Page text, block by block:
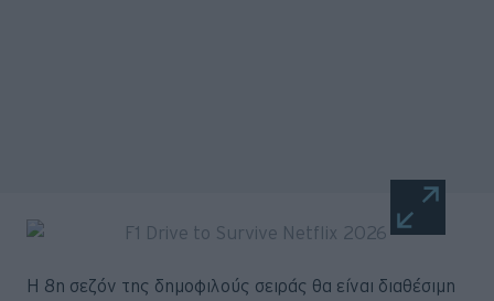
Η 8η σεζόν της δημοφιλούς σειράς θα είναι διαθέσιμη